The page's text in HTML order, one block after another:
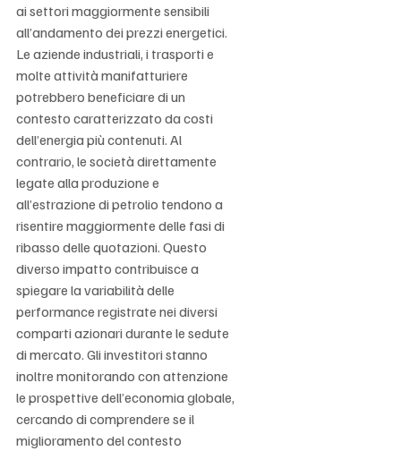
ai settori maggiormente sensibili
all’andamento dei prezzi energetici.
Le aziende industriali, i trasporti e
molte attività manifatturiere
potrebbero beneficiare di un
contesto caratterizzato da costi
dell’energia più contenuti. Al
contrario, le società direttamente
legate alla produzione e
all’estrazione di petrolio tendono a
risentire maggiormente delle fasi di
ribasso delle quotazioni. Questo
diverso impatto contribuisce a
spiegare la variabilità delle
performance registrate nei diversi
comparti azionari durante le sedute
di mercato. Gli investitori stanno
inoltre monitorando con attenzione
le prospettive dell’economia globale,
cercando di comprendere se il
miglioramento del contesto